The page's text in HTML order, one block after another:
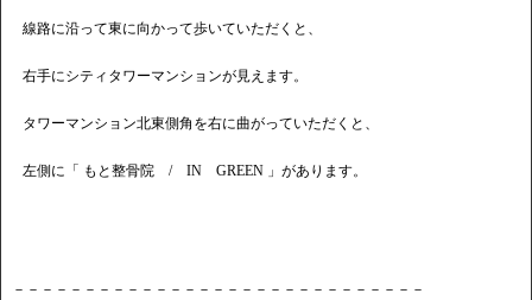
線路に沿って東に向かって歩いていただくと、
右手にシティタワーマンションが見えます。
タワーマンション北東側角を右に曲がっていただくと、
左側に「 もと整骨院 / IN GREEN 」があります。
－－－－－－－－－－－－－－－－－－－－－－－－－－－－－